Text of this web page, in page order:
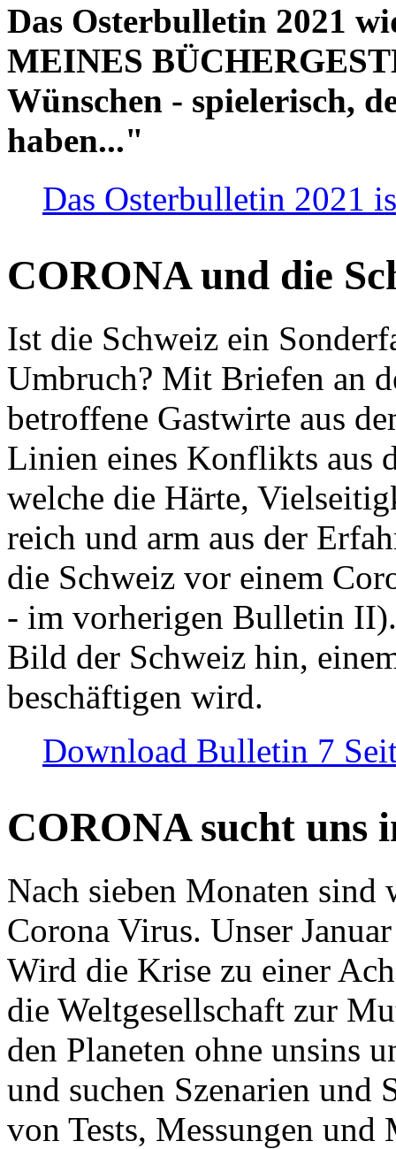
Das Osterbulletin 2021
MEINES
Wünschen - spielerisch,
haben..."
Das Osterbulletin 2021
CORONA und die
Ist die Schweiz ein
Umbruch? Mit Briefen an
betroffene Gastwirte aus
Linien eines Konflikts aus
welche die Härte,
reich und arm aus der
die Schweiz vor einem
- im vorherigen Bulletin
Bild der Schweiz hin,
beschäftigen wird.
Download Bulletin 7
CORONA sucht uns
Nach sieben Monaten
Corona Virus. Unser
Wird die Krise zu einer
die Weltgesellschaft zur
den Planeten ohne unsins
und suchen Szenarien und
von Tests, Messungen und